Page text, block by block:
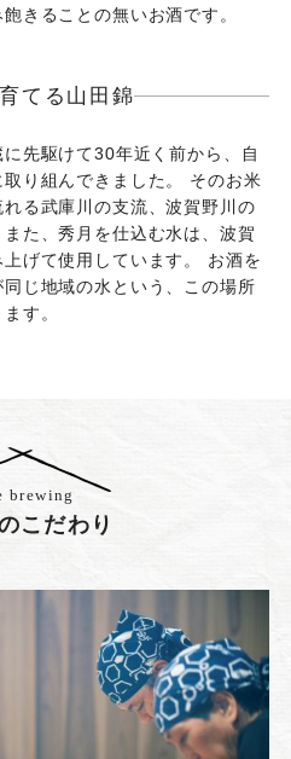
きることの無いお酒です。
てる山田錦
先駆けて30年近く前から、自
り組んできました。 そのお米
る武庫川の支流、波賀野川の
た、秀月を仕込む水は、波賀
げて使用しています。 お酒を
じ地域の水という、この場所
す。
brewing
こだわり